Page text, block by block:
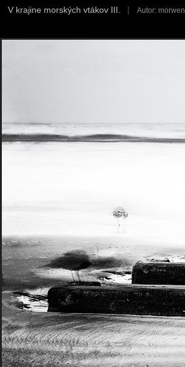
V krajine morských vtákov III. | Autor: morwen